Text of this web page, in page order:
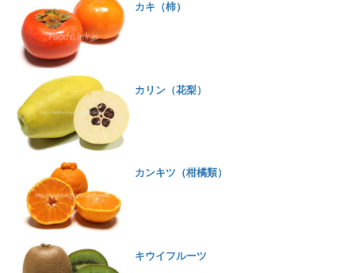
カキ（柿）
カリン（花梨）
カンキツ（柑橘類）
キウイフルーツ